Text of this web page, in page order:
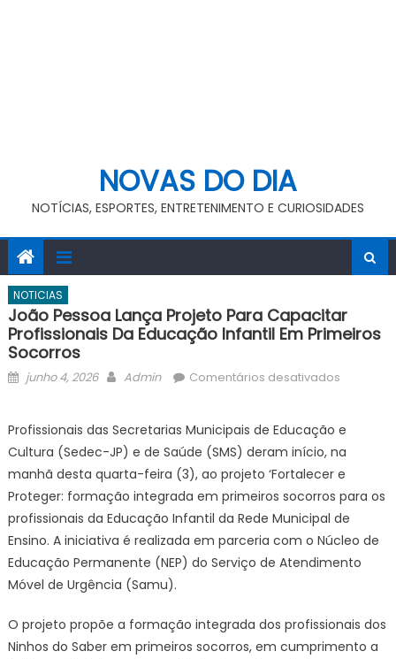
NOVAS DO DIA
NOTÍCIAS, ESPORTES, ENTRETENIMENTO E CURIOSIDADES
NOTICIAS
João Pessoa Lança Projeto Para Capacitar
Profissionais Da Educação Infantil Em Primeiros
Socorros
Posted
junho 4, 2026 Author
Admin Comentários desativadosem
lança
projeto
para
capacitar
da
primeiros
socorros
Profissionais das Secretarias Municipais de Educação e
Cultura (Sedec-JP) e de Saúde (SMS) deram início, na
manhã desta quarta-feira (3), ao projeto ‘Fortalecer e
Proteger: formação integrada em primeiros socorros para os
profissionais da Educação Infantil da Rede Municipal de
Ensino. A iniciativa é realizada em parceria com o Núcleo de
Educação Permanente (NEP) do Serviço de Atendimento
Móvel de Urgência (Samu).
O projeto propõe a formação integrada dos profissionais dos
Ninhos do Saber em primeiros socorros, em cumprimento a